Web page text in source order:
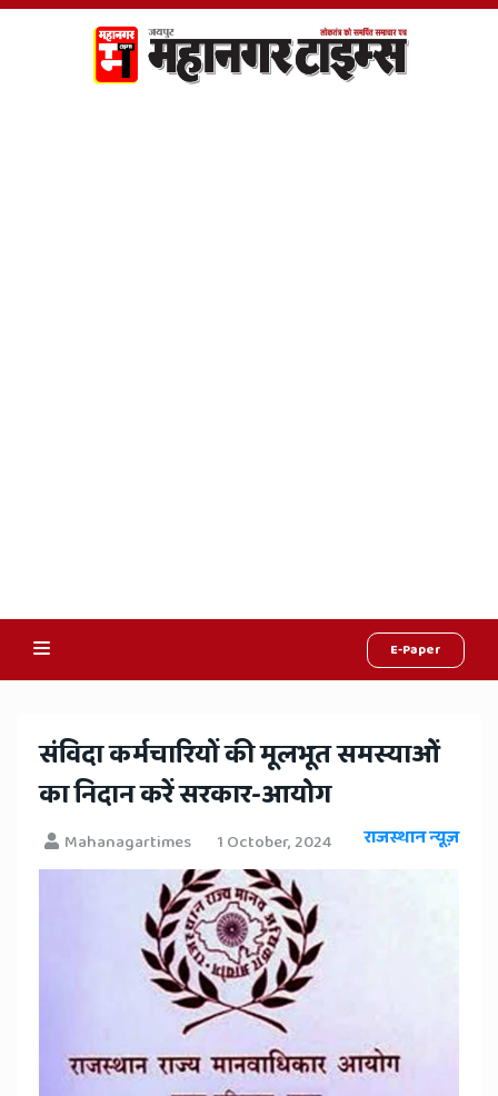
E-Paper
Hindi
News,
Hindi
Samachar,
Rajasthan
संविदा कर्मचारियों की मूलभूत समस्याओं
का निदान करें सरकार-आयोग
Mahanagartimes 1 October, 2024 राजस्थान न्यूज़